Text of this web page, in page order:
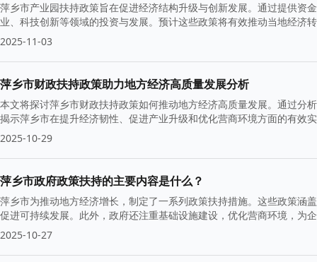
萍乡市产业园扶持政策旨在促进经济结构升级与创新发展。通过提供资
业、科技创新等领域的投资与发展。预计这些政策将有效推动当地经济
2025-11-03
萍乡市财政扶持政策助力地方经济高质量发展分析
本文将探讨萍乡市财政扶持政策如何推动地方经济高质量发展。通过分
揭示萍乡市在提升经济韧性、促进产业升级和优化营商环境方面的有效
2025-10-29
萍乡市政府政策扶持的主要内容是什么？
萍乡市为推动地方经济增长，制定了一系列政策扶持措施。这些政策涵
促进可持续发展。此外，政府还注重基础设施建设，优化营商环境，为
2025-10-27